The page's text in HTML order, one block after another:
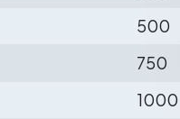
500
750
1000